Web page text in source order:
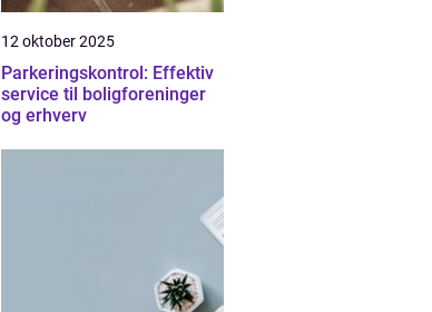
12 oktober 2025
Parkeringskontrol: Effektiv
service til boligforeninger
og erhverv